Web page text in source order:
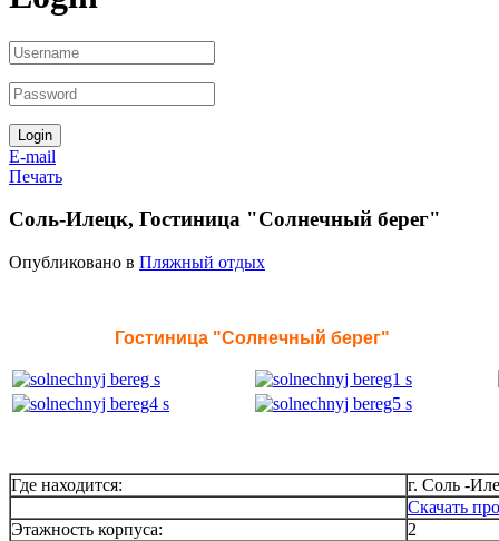
E-mail
Печать
Соль-Илецк, Гостиница "Солнечный берег"
Опубликовано в Пляжный отдых
Гостиница "Солнечный берег"
Где находится:
г. Соль -
Скачать
Этажность корпуса:
2